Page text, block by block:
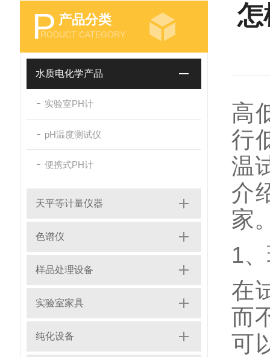
P 产品分类
RODUCT CATEGORY
水质电化学产品
实验室PH计
pH温度测试仪
便携式PH计
天平等计量仪器
色谱仪
样品处理设备
实验室家具
纯化设备
怎
高
行
温
介
家
1
在
而
可